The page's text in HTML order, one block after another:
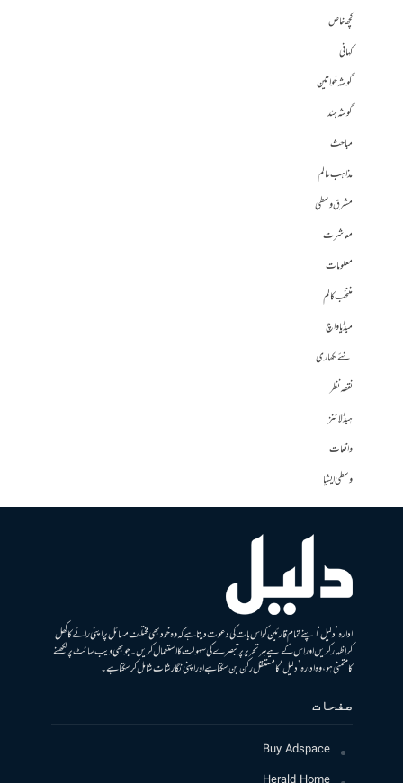
کچھ خاص
کہانی
گوشہ خواتین
گوشہ ہند
مباحث
مذاہب عالم
مشرق وسطی
معاشرت
معلومات
منتخب کالم
میڈیا واچ
نئے لکھاری
نقطہ نظر
ہیڈلائنز
واقعات
وسطی ایشیا
ادارہ ’دلیل‘ اپنے تمام قارئین کو اس بات کی دعوت دیتا ہے کہ وہ خود بھی مختلف مسائل پر اپنی رائے کا کھل
کر اظہار کریں اور اس کے لیے ہر تحریر پر تبصرے کی سہولت کا استعمال کریں۔ جو بھی ویب سائٹ پر لکھنے
کا متمنی ہو، وہ ادارہ ’دلیل‘ کا مستقل رکن بن سکتا ہے اور اپنی نگارشات شامل کرسکتا ہے۔
صفحات
Buy Adspace